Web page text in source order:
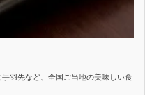
羽先など、全国ご当地の美味しい食